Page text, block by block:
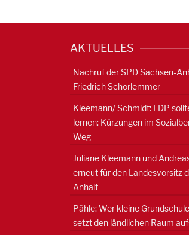
AKTUELLES
Nachruf der SPD Sachsen-
Friedrich Schorlemmer
Kleemann/ Schmidt: FDP
lernen: Kürzungen im
Weg
Juliane Kleemann und
erneut für den Landesvorsitz
Anhalt
Pähle: Wer kleine
setzt den ländlichen Raum